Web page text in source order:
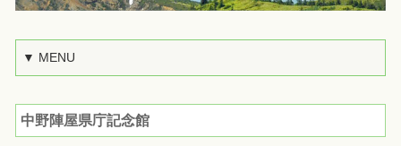
▼ MENU
中野陣屋県庁記念館